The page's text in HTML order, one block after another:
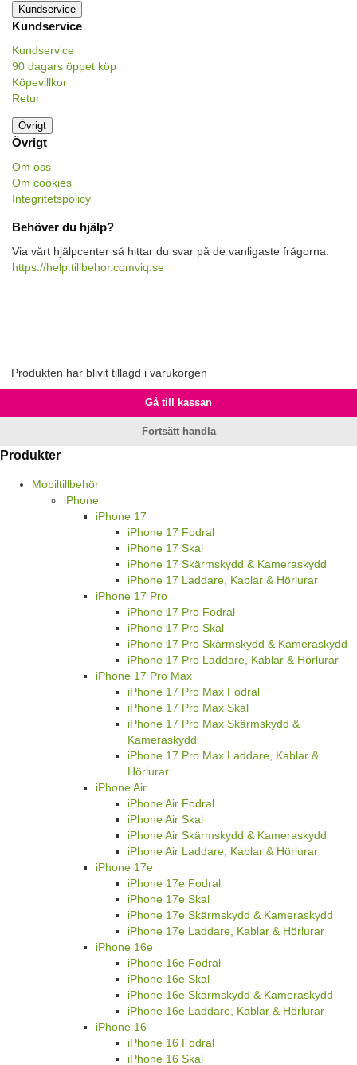
Kundservice
Kundservice
Kundservice
90 dagars öppet köp
Köpevillkor
Retur
Övrigt
Övrigt
Om oss
Om cookies
Integritetspolicy
Behöver du hjälp?
Via vårt hjälpcenter så hittar du svar på de vanligaste frågorna:
https://help.tillbehor.comviq.se
Produkten har blivit tillagd i varukorgen
Gå till kassan
Fortsätt handla
Produkter
Mobiltillbehör
iPhone
iPhone 17
iPhone 17 Fodral
iPhone 17 Skal
iPhone 17 Skärmskydd & Kameraskydd
iPhone 17 Laddare, Kablar & Hörlurar
iPhone 17 Pro
iPhone 17 Pro Fodral
iPhone 17 Pro Skal
iPhone 17 Pro Skärmskydd & Kameraskydd
iPhone 17 Pro Laddare, Kablar & Hörlurar
iPhone 17 Pro Max
iPhone 17 Pro Max Fodral
iPhone 17 Pro Max Skal
iPhone 17 Pro Max Skärmskydd &
Kameraskydd
iPhone 17 Pro Max Laddare, Kablar &
Hörlurar
iPhone Air
iPhone Air Fodral
iPhone Air Skal
iPhone Air Skärmskydd & Kameraskydd
iPhone Air Laddare, Kablar & Hörlurar
iPhone 17e
iPhone 17e Fodral
iPhone 17e Skal
iPhone 17e Skärmskydd & Kameraskydd
iPhone 17e Laddare, Kablar & Hörlurar
iPhone 16e
iPhone 16e Fodral
iPhone 16e Skal
iPhone 16e Skärmskydd & Kameraskydd
iPhone 16e Laddare, Kablar & Hörlurar
iPhone 16
iPhone 16 Fodral
iPhone 16 Skal